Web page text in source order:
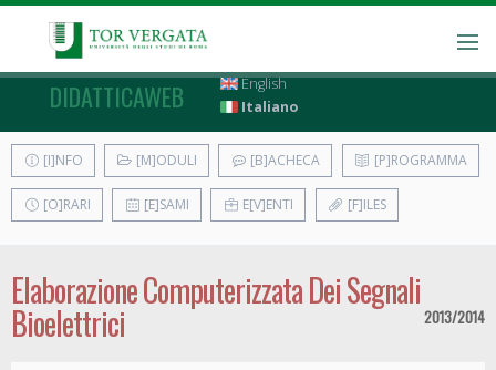
DIDATTICAWEB
English
Italiano
[I]NFO [M]ODULI [B]ACHECA [P]ROGRAMMA
[O]RARI [E]SAMI E[V]ENTI [F]ILES
Elaborazione Computerizzata Dei Segnali
Bioelettrici 2013/2014